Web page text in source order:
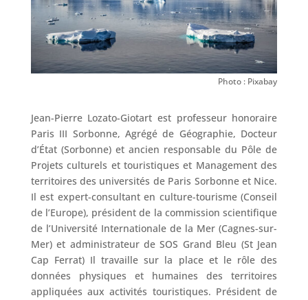
Photo : Pixabay
Jean-Pierre Lozato-Giotart est professeur honoraire
Paris III Sorbonne, Agrégé de Géographie, Docteur
d’État (Sorbonne) et ancien responsable du Pôle de
Projets culturels et touristiques et Management des
territoires des universités de Paris Sorbonne et Nice.
Il est expert-consultant en culture-tourisme (Conseil
de l’Europe), président de la commission scientifique
de l’Université Internationale de la Mer (Cagnes-sur-
Mer) et administrateur de SOS Grand Bleu (St Jean
Cap Ferrat) Il travaille sur la place et le rôle des
données physiques et humaines des territoires
appliquées aux activités touristiques. Président de